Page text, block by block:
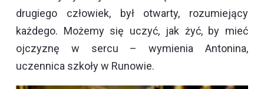
drugiego człowiek, był otwarty, rozumiejący
każdego. Możemy się uczyć, jak żyć, by mieć
ojczyznę w sercu – wymienia Antonina,
uczennica szkoły w Runowie.